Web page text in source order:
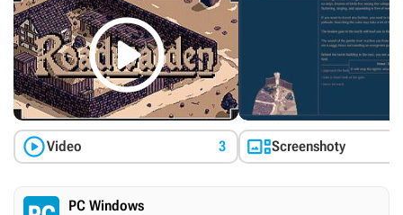

Video 3 Screenshoty
PC Windows